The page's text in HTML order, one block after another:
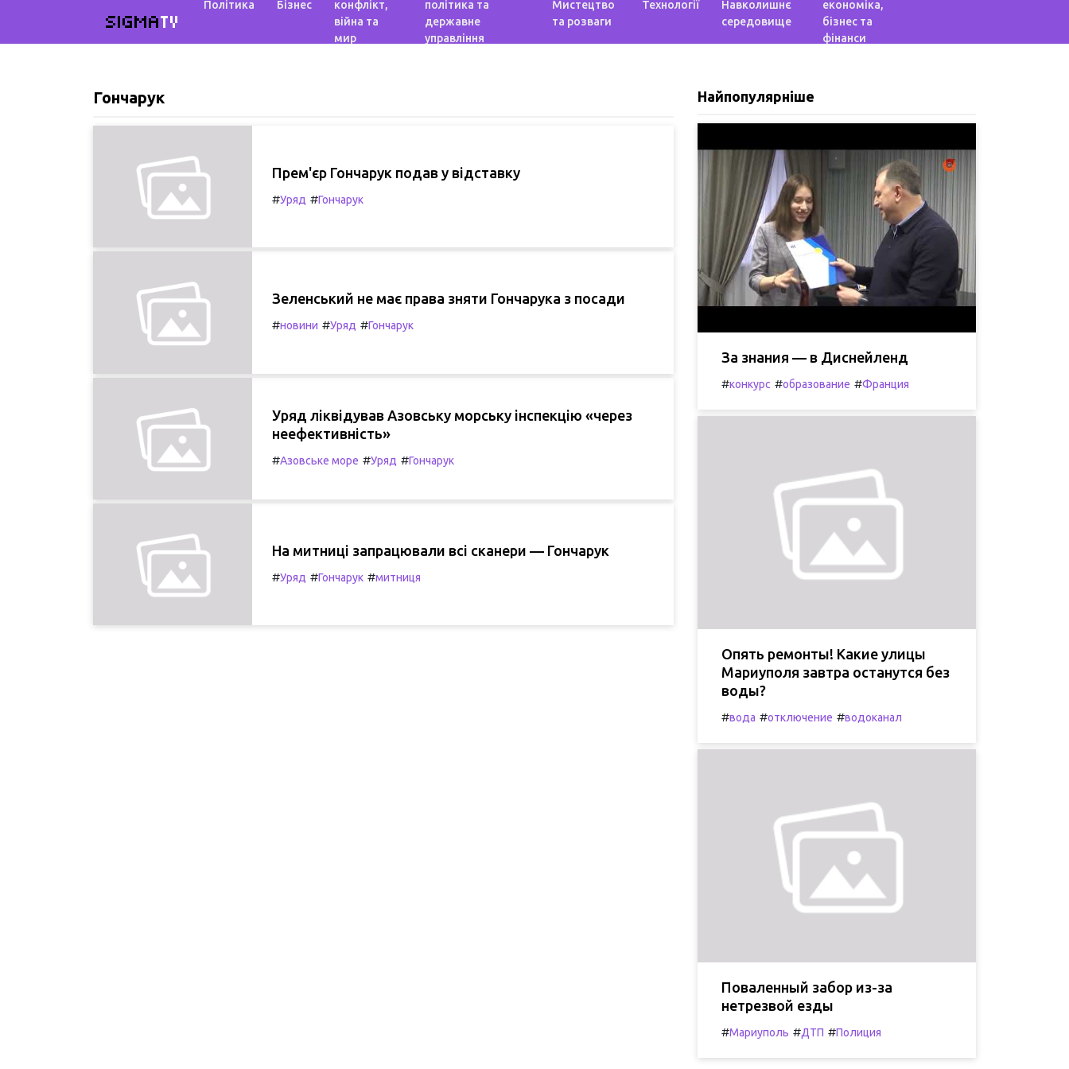
SIGMATV
Політика Бізнес
конфлікт,
війна та
мир
політика та
державне
управління
Мистецтво
та розваги
Технології
Навколишнє
середовище
економіка,
бізнес та
фінанси
Гончарук
Прем'єр Гончарук подав у відставку
#Уряд #Гончарук
Зеленський не має права зняти Гончарука з посади
#новини #Уряд #Гончарук
Уряд ліквідував Азовську морську інспекцію «через
неефективність»
#Азовське море #Уряд #Гончарук
На митниці запрацювали всі сканери — Гончарук
#Уряд #Гончарук #митниця
Найпопулярніше
За знания — в Диснейленд
#конкурс #образование #Франция
Опять ремонты! Какие улицы
Мариуполя завтра останутся без
воды?
#вода #отключение #водоканал
Поваленный забор из-за
нетрезвой езды
#Мариуполь #ДТП #Полиция